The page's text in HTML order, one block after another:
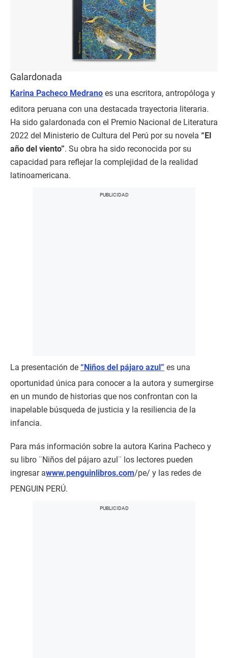
Galardonada
Karina Pacheco Medrano es una escritora, antropóloga y
editora peruana con una destacada trayectoria literaria.
Ha sido galardonada con el Premio Nacional de Literatura
2022 del Ministerio de Cultura del Perú por su novela “El
año del viento”. Su obra ha sido reconocida por su
capacidad para reflejar la complejidad de la realidad
latinoamericana.
La presentación de “Niños del pájaro azul” es una
oportunidad única para conocer a la autora y sumergirse
en un mundo de historias que nos confrontan con la
inapelable búsqueda de justicia y la resiliencia de la
infancia.
Para más información sobre la autora Karina Pacheco y
su libro ¨Niños del pájaro azul¨ los lectores pueden
ingresar awww.penguinlibros.com/pe/ y las redes de
PENGUIN PERÚ.